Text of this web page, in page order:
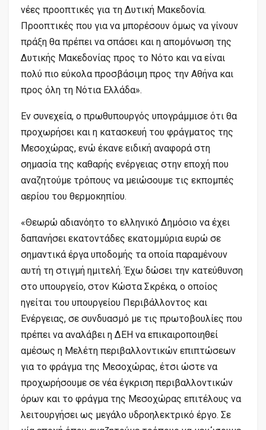
νέες προοπτικές για τη Δυτική Μακεδονία.
Προοπτικές που για να μπορέσουν όμως να γίνουν
πράξη θα πρέπει να σπάσει και η απομόνωση της
Δυτικής Μακεδονίας προς το Νότο και να είναι
πολύ πιο εύκολα προσβάσιμη προς την Αθήνα και
προς όλη τη Νότια Ελλάδα».
Εν συνεχεία, ο πρωθυπουργός υπογράμμισε ότι θα
προχωρήσει και η κατασκευή του φράγματος της
Μεσοχώρας, ενώ έκανε ειδική αναφορά στη
σημασία της καθαρής ενέργειας στην εποχή που
αναζητούμε τρόπους να μειώσουμε τις εκπομπές
αερίου του θερμοκηπίου.
«Θεωρώ αδιανόητο το ελληνικό Δημόσιο να έχει
δαπανήσει εκατοντάδες εκατομμύρια ευρώ σε
σημαντικά έργα υποδομής τα οποία παραμένουν
αυτή τη στιγμή ημιτελή. Έχω δώσει την κατεύθυνση
στο υπουργείο, στον Κώστα Σκρέκα, ο οποίος
ηγείται του υπουργείου Περιβάλλοντος και
Ενέργειας, σε συνδυασμό με τις πρωτοβουλίες που
πρέπει να αναλάβει η ΔΕΗ να επικαιροποιηθεί
αμέσως η Μελέτη περιβαλλοντικών επιπτώσεων
για το φράγμα της Μεσοχώρας, έτσι ώστε να
προχωρήσουμε σε νέα έγκριση περιβαλλοντικών
όρων και το φράγμα της Μεσοχώρας επιτέλους να
λειτουργήσει ως μεγάλο υδροηλεκτρικό έργο. Σε